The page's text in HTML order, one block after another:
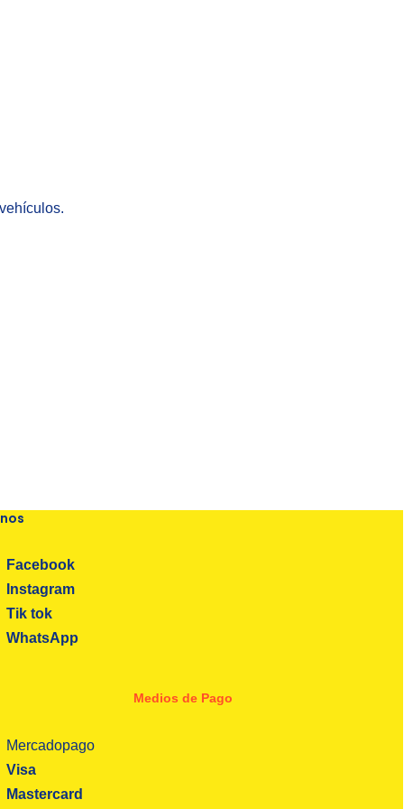
Facebook
Instagram
Tik tok
WhatsApp
Medios de Pago
Mercadopago
Visa
Mastercard